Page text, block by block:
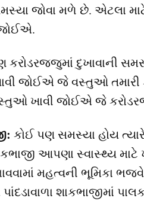
જોવા મળે છે. એટલા
જોઈએ.
દુખાવાની
જોઈએ જે વસ્તુઓ તમારી
ખાવી જોઈએ જે
કોઈ પણ સમસ્યા હોય ત્યારે
આપણા સ્વાસ્થ્ય
મહત્વની ભૂમિકા
શાકભાજીમાં